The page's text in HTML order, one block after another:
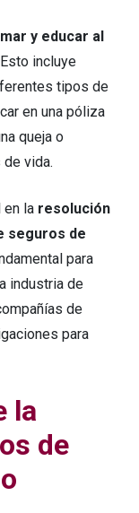
y educar al
incluye
tipos de
en una póliza
queja o
vida.
en la resolución
seguros de
para
industria de
de
para
la
de